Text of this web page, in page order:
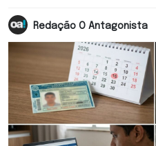
Redação O Antagonista